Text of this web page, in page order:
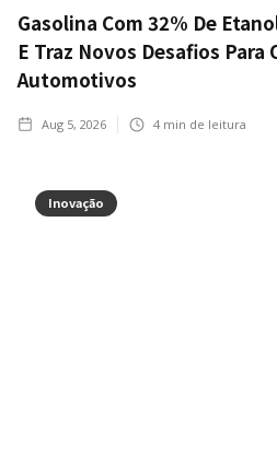
Gasolina Com 32% De
E Traz Novos Desafios Para
Automotivos
Aug 5, 2026 4 min de leitura
Inovação